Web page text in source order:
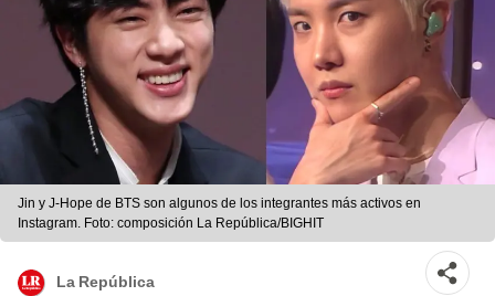
Jin y J-Hope de BTS son algunos de los integrantes más activos en
Instagram. Foto: composición La República/BIGHIT
La República